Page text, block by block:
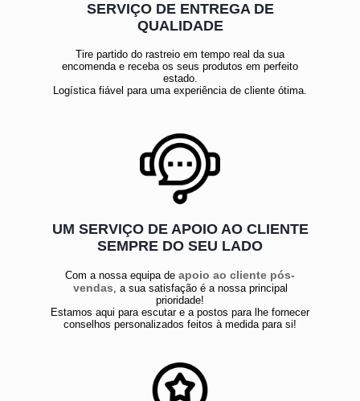
SERVIÇO DE ENTREGA DE
QUALIDADE
Tire partido do rastreio em tempo real da sua
encomenda e receba os seus produtos em perfeito
estado.
Logística fiável para uma experiência de cliente ótima.
UM SERVIÇO DE APOIO AO CLIENTE
SEMPRE DO SEU LADO
Com a nossa equipa de apoio ao cliente pós-
vendas, a sua satisfação é a nossa principal
prioridade!
Estamos aqui para escutar e a postos para lhe fornecer
conselhos personalizados feitos à medida para si!